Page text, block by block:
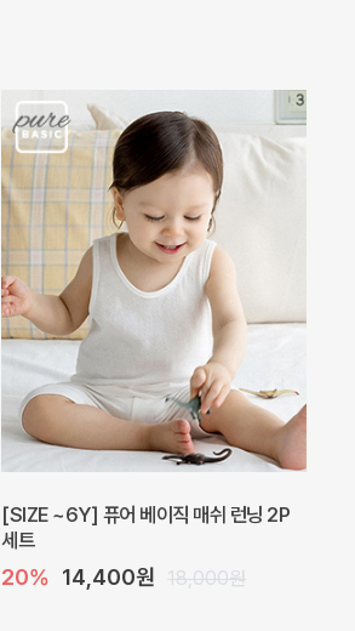
[SIZE ~6Y] 퓨어 베이직 매쉬 런닝 2P
세트
20% 14,400원 18,000원